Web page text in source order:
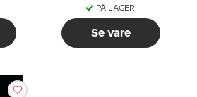
PÅ LAGER
Se vare